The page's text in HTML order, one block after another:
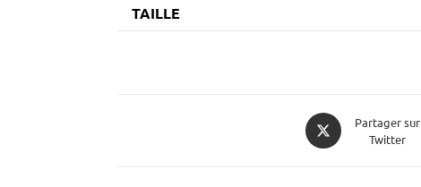
TAILLE
Partager sur
Twitter